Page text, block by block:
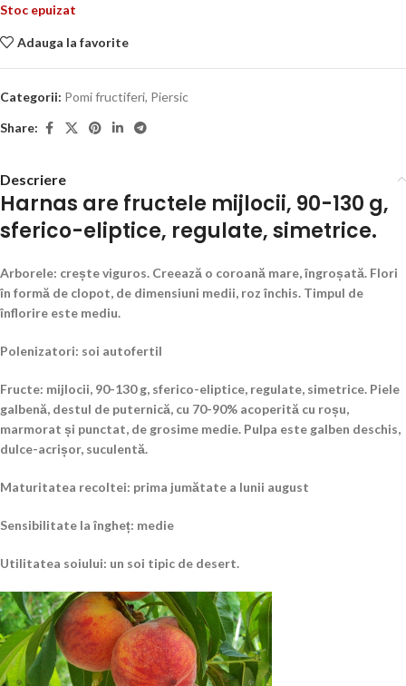
Stoc epuizat
Adauga la favorite
Categorii: Pomi fructiferi, Piersic
Share:
Descriere
Harnas are fructele mijlocii, 90-130 g,
sferico-eliptice, regulate, simetrice.
Arborele: crește viguros. Creează o coroană mare, îngroșată. Flori
în formă de clopot, de dimensiuni medii, roz închis. Timpul de
înflorire este mediu.
Polenizatori: soi autofertil
Fructe: mijlocii, 90-130 g, sferico-eliptice, regulate, simetrice. Piele
galbenă, destul de puternică, cu 70-90% acoperită cu roșu,
marmorat și punctat, de grosime medie. Pulpa este galben deschis,
dulce-acrișor, suculentă.
Maturitatea recoltei: prima jumătate a lunii august
Sensibilitate la îngheț: medie
Utilitatea soiului: un soi tipic de desert.